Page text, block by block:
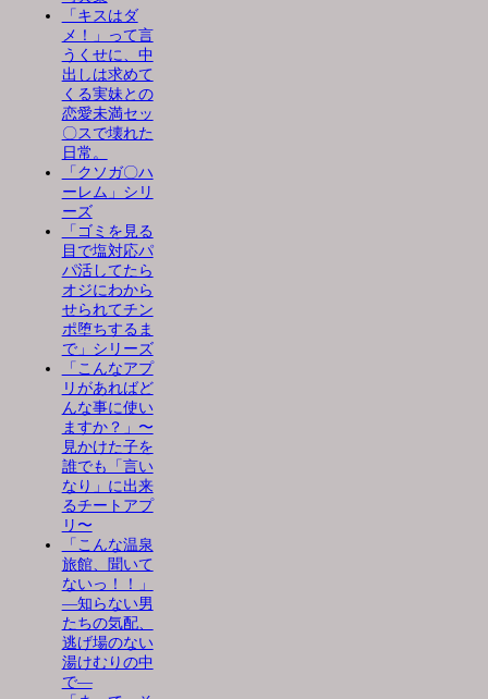
「キスはダ
メ！」って言
うくせに、中
出しは求めて
くる実妹との
恋愛未満セッ
〇スで壊れた
日常。
「クソガ〇ハ
ーレム」シリ
ーズ
「ゴミを見る
目で塩対応パ
パ活してたら
オジにわから
せられてチン
ポ堕ちするま
で」シリーズ
「こんなアプ
リがあればど
んな事に使い
ますか？」〜
見かけた子を
誰でも「言い
なり」に出来
るチートアプ
リ〜
「こんな温泉
旅館、聞いて
ないっ！！」
―知らない男
たちの気配、
逃げ場のない
湯けむりの中
で―